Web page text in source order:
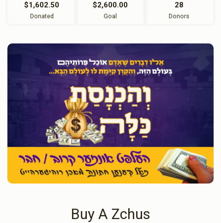
$1,602.50
Donated
$2,600.00
Goal
28
Donors
Buy A Zchus